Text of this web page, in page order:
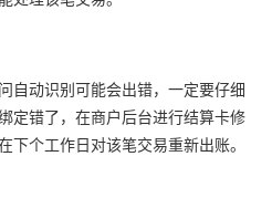
自动识别可能会出错，一定要仔细
定错了，在商户后台进行结算卡修
下个工作日对该笔交易重新出账。